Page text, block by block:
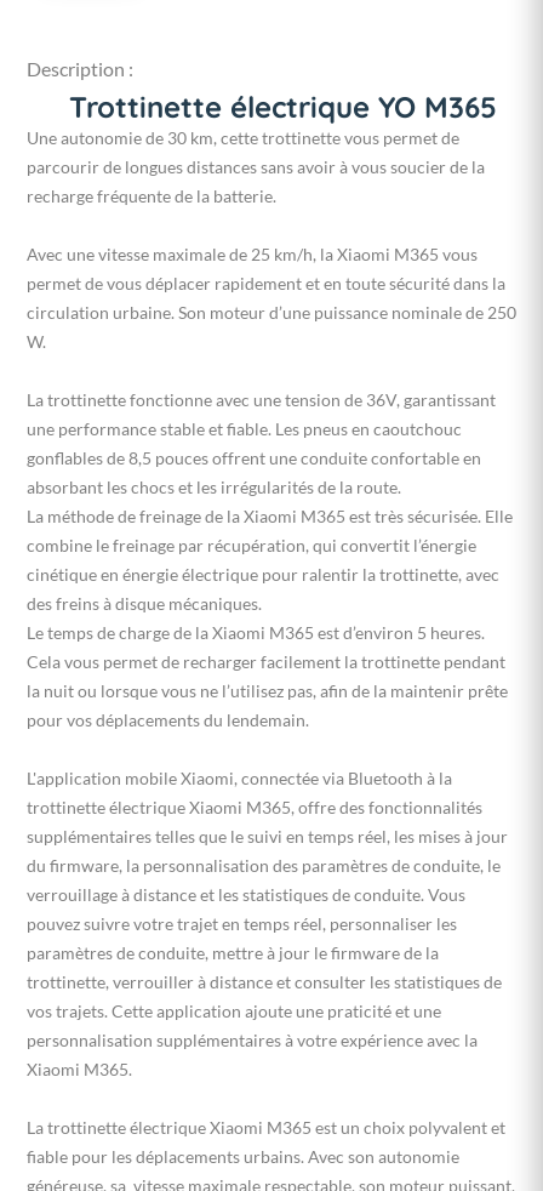
Description :
Trottinette électrique YO M365
Une autonomie de 30 km, cette trottinette vous permet de
parcourir de longues distances sans avoir à vous soucier de la
recharge fréquente de la batterie.
Avec une vitesse maximale de 25 km/h, la Xiaomi M365 vous
permet de vous déplacer rapidement et en toute sécurité dans la
circulation urbaine. Son moteur d’une puissance nominale de 250
W.
La trottinette fonctionne avec une tension de 36V, garantissant
une performance stable et fiable. Les pneus en caoutchouc
gonflables de 8,5 pouces offrent une conduite confortable en
absorbant les chocs et les irrégularités de la route.
La méthode de freinage de la Xiaomi M365 est très sécurisée. Elle
combine le freinage par récupération, qui convertit l’énergie
cinétique en énergie électrique pour ralentir la trottinette, avec
des freins à disque mécaniques.
Le temps de charge de la Xiaomi M365 est d’environ 5 heures.
Cela vous permet de recharger facilement la trottinette pendant
la nuit ou lorsque vous ne l’utilisez pas, afin de la maintenir prête
pour vos déplacements du lendemain.
L'application mobile Xiaomi, connectée via Bluetooth à la
trottinette électrique Xiaomi M365, offre des fonctionnalités
supplémentaires telles que le suivi en temps réel, les mises à jour
du firmware, la personnalisation des paramètres de conduite, le
verrouillage à distance et les statistiques de conduite. Vous
pouvez suivre votre trajet en temps réel, personnaliser les
paramètres de conduite, mettre à jour le firmware de la
trottinette, verrouiller à distance et consulter les statistiques de
vos trajets. Cette application ajoute une praticité et une
personnalisation supplémentaires à votre expérience avec la
Xiaomi M365.
La trottinette électrique Xiaomi M365 est un choix polyvalent et
fiable pour les déplacements urbains. Avec son autonomie
généreuse, sa vitesse maximale respectable, son moteur puissant,